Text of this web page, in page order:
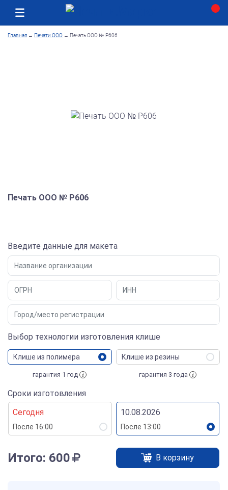
Главная → Печати ООО → Печать ООО № Р606
Печать ООО № Р606
Введите данные для макета
Выбор технологии изготовления клише
Клише из полимера
гарантия 1 год
Клише из резины
гарантия 3 года
Сроки изготовления
Сегодня
После 16:00
10.08.2026
После 13:00
Итого: 600 В корзину